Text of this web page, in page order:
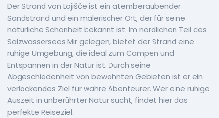
Der Strand von Lojišće ist ein atemberaubender
Sandstrand und ein malerischer Ort, der für seine
natürliche Schönheit bekannt ist. Im nördlichen Teil des
Salzwassersees Mir gelegen, bietet der Strand eine
ruhige Umgebung, die ideal zum Campen und
Entspannen in der Natur ist. Durch seine
Abgeschiedenheit von bewohnten Gebieten ist er ein
verlockendes Ziel für wahre Abenteurer. Wer eine ruhige
Auszeit in unberührter Natur sucht, findet hier das
perfekte Reiseziel.